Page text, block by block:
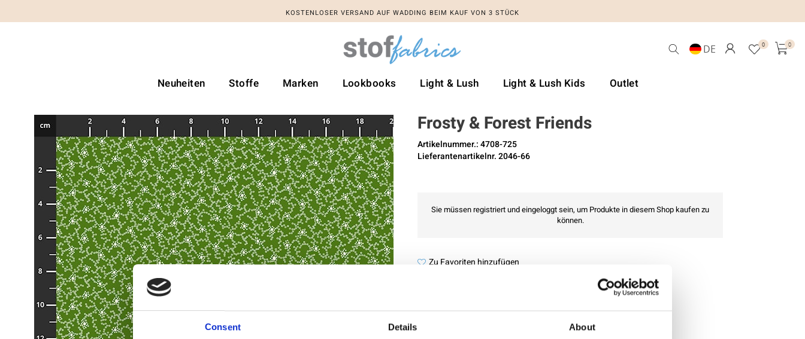
Consent Details About
KOSTENLOSER VERSAND AUF WADDING BEIM KAUF VON 3 STÜCK
DE 0 0
Neuheiten Stoffe Marken Lookbooks Light & Lush Light & Lush Kids Outlet
Frosty & Forest Friends
Artikelnummer.: 4708-725
Lieferantenartikelnr. 2046-66
Sie müssen registriert und eingeloggt sein, um Produkte in diesem Shop kaufen zu
können.
Zu Favoriten hinzufügen